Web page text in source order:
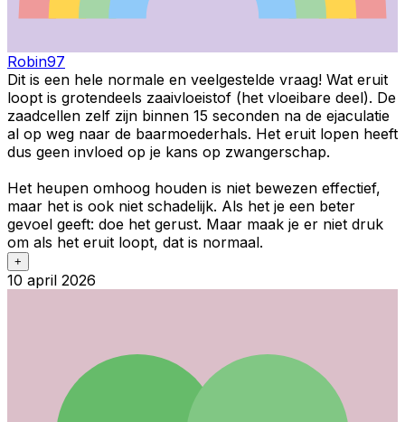
Robin97
Dit is een hele normale en veelgestelde vraag! Wat eruit
loopt is grotendeels zaaivloeistof (het vloeibare deel). De
zaadcellen zelf zijn binnen 15 seconden na de ejaculatie
al op weg naar de baarmoederhals. Het eruit lopen heeft
dus geen invloed op je kans op zwangerschap.
Het heupen omhoog houden is niet bewezen effectief,
maar het is ook niet schadelijk. Als het je een beter
gevoel geeft: doe het gerust. Maar maak je er niet druk
om als het eruit loopt, dat is normaal.
+
10 april 2026